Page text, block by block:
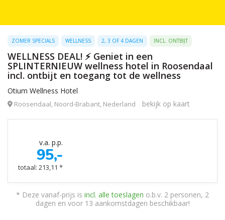
ZOMER SPECIALS WELLNESS 2, 3 OF 4 DAGEN INCL. ONTBIJT
WELLNESS DEAL! ⚡️ Geniet in een
SPLINTERNIEUW wellness hotel in Roosendaal
incl. ontbijt en toegang tot de wellness
Otium Wellness Hotel
Roosendaal, Noord-Brabant, Nederland bekijk op kaart
v.a. p.p.
95,-
totaal: 213,11 *
* Deze vanaf-prijs is incl. alle toeslagen o.b.v. 2 personen, 2
dagen en voor 13 aankomstdagen beschikbaar!